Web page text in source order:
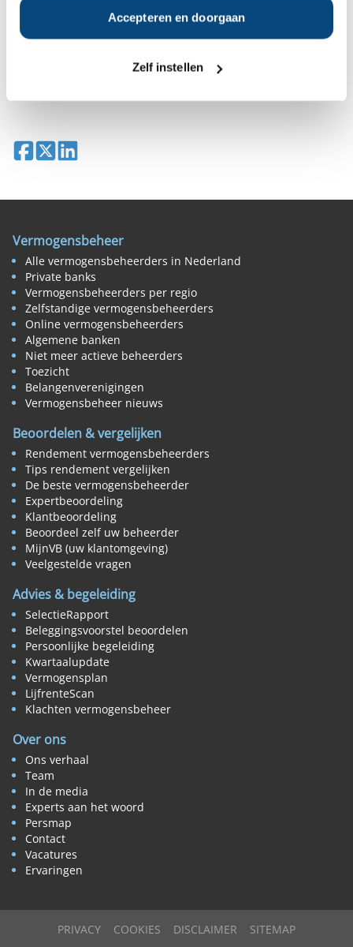
Accepteren en doorgaan
Zelf instellen
Anderen bekeken ook:
Vanaf
Vanaf €1.000
Deel op Facebook
Deel op XDeel op LinkedIn
Vermogensbeheer
Alle vermogensbeheerders in Nederland
Private banks
Vermogensbeheerders per regio
Zelfstandige vermogensbeheerders
Online vermogensbeheerders
Algemene banken
Niet meer actieve beheerders
Toezicht
Belangenverenigingen
Vermogensbeheer nieuws
Beoordelen & vergelijken
Rendement vermogensbeheerders
Tips rendement vergelijken
De beste vermogensbeheerder
Expertbeoordeling
Klantbeoordeling
Beoordeel zelf uw beheerder
MijnVB (uw klantomgeving)
Veelgestelde vragen
Advies & begeleiding
SelectieRapport
Beleggingsvoorstel beoordelen
Persoonlijke begeleiding
Kwartaalupdate
Vermogensplan
LijfrenteScan
Klachten vermogensbeheer
Over ons
Ons verhaal
Team
In de media
Experts aan het woord
Persmap
Contact
Vacatures
Ervaringen
PRIVACY COOKIES DISCLAIMER SITEMAP